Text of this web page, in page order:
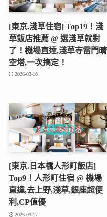
[東京.淺草住宿] Top19！淺
草飯店推薦 @ 選淺草就對
了！機場直達,淺草寺雷門晴
空塔,一次搞定！
2026-03-18
[東京.日本橋人形町飯店]
Top9！人形町住宿 @ 機場
直達,去上野,淺草,銀座超便
利,CP值優
2026-03-17